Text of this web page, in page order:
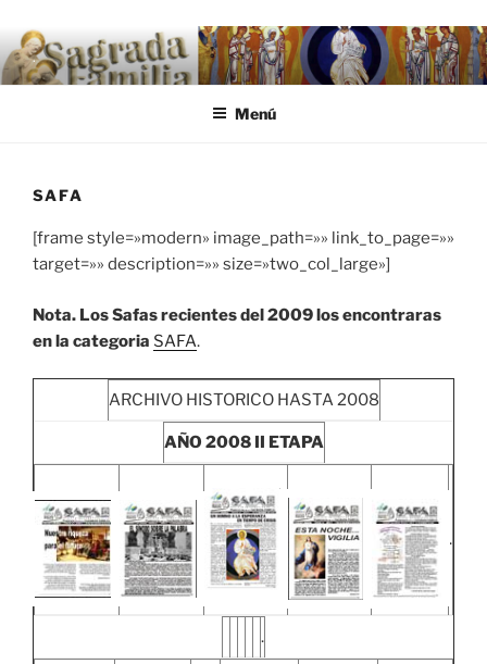
.
Menú
SAFA
[frame style=»modern» image_path=»» link_to_page=»»
target=»» description=»» size=»two_col_large»]
Nota. Los Safas recientes del 2009 los encontraras
en la categoria SAFA.
ARCHIVO HISTORICO HASTA 2008
AÑO 2008 II ETAPA
.
.